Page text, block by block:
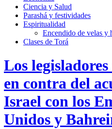
Ciencia y Salud
Parashá y festividades
Espiritualidad
Encendido de velas y
Clases de Torá
Los
en contra del
Israel con los
Unidos y